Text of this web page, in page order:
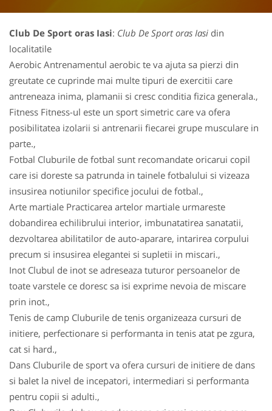
Club De Sport oras Iasi: Club De Sport oras Iasi din
localitatile
Aerobic Antrenamentul aerobic te va ajuta sa pierzi din
greutate ce cuprinde mai multe tipuri de exercitii care
antreneaza inima, plamanii si cresc conditia fizica generala.,
Fitness Fitness-ul este un sport simetric care va ofera
posibilitatea izolarii si antrenarii fiecarei grupe musculare in
parte.,
Fotbal Cluburile de fotbal sunt recomandate oricarui copil
care isi doreste sa patrunda in tainele fotbalului si vizeaza
insusirea notiunilor specifice jocului de fotbal.,
Arte martiale Practicarea artelor martiale urmareste
dobandirea echilibrului interior, imbunatatirea sanatatii,
dezvoltarea abilitatilor de auto-aparare, intarirea corpului
precum si insusirea elegantei si supletii in miscari.,
Inot Clubul de inot se adreseaza tuturor persoanelor de
toate varstele ce doresc sa isi exprime nevoia de miscare
prin inot.,
Tenis de camp Cluburile de tenis organizeaza cursuri de
initiere, perfectionare si performanta in tenis atat pe zgura,
cat si hard.,
Dans Cluburile de sport va ofera cursuri de initiere de dans
si balet la nivel de incepatori, intermediari si performanta
pentru copii si adulti.,